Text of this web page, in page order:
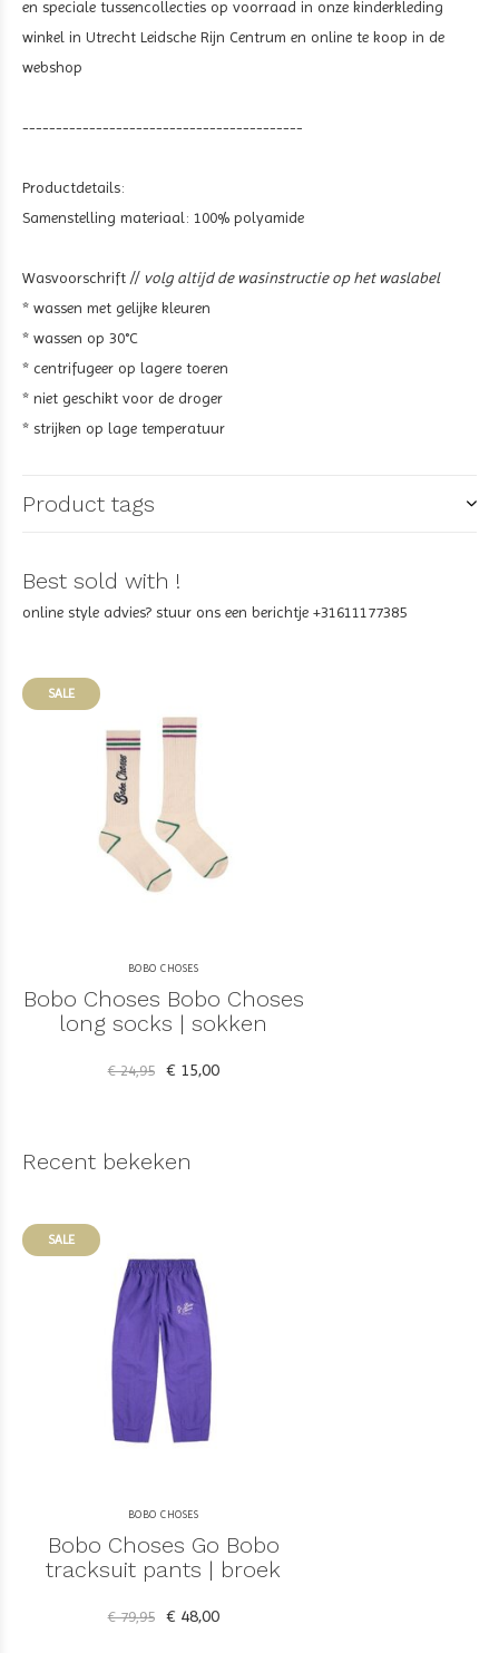
en speciale tussencollecties op voorraad in onze kinderkleding
winkel in Utrecht Leidsche Rijn Centrum en online te koop in de
webshop
------------------------------------------
Productdetails:
Samenstelling materiaal: 100% polyamide
Wasvoorschrift // volg altijd de wasinstructie op het waslabel
* wassen met gelijke kleuren
* wassen op 30°C
* centrifugeer op lagere toeren
* niet geschikt voor de droger
* strijken op lage temperatuur
Product tags
Best sold with !
online style advies? stuur ons een berichtje +31611177385
SALE
BOBO CHOSES
Bobo Choses Bobo Choses
long socks | sokken
€ 24,95 € 15,00
Recent bekeken
SALE
BOBO CHOSES
Bobo Choses Go Bobo
tracksuit pants | broek
€ 79,95 € 48,00